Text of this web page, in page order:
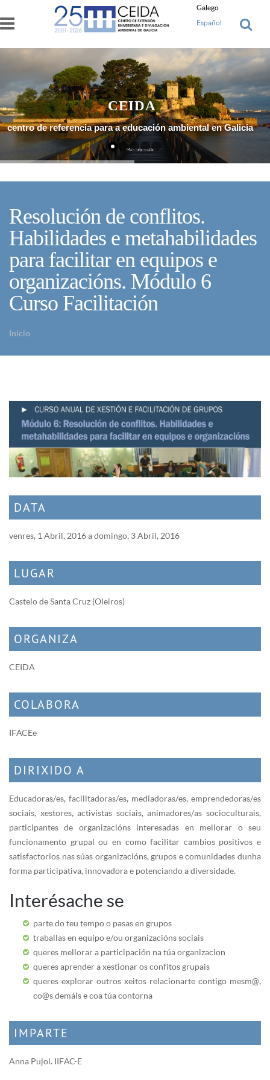
Ir o contido principal
Galego
Español
centro de referencia para a educación ambiental en Galicia
Máis Información
CEIDA
Resolución de conflitos.
Habilidades e metahabilidades
para facilitar en equipos e
organizacións. Módulo 6
Curso Facilitación
Inicio
DATA
venres, 1 Abril, 2016adomingo, 3 Abril, 2016
LUGAR
Castelo de Santa Cruz (Oleiros)
ORGANIZA
CEIDA
COLABORA
IFACEe
DIRIXIDO A
Educadoras/es, facilitadoras/es, mediadoras/es, emprendedoras/es
sociais, xestores, activistas sociais, animadores/as socioculturais,
participantes de organizacións interesadas en mellorar o seu
funcionamento grupal ou en como facilitar cambios positivos e
satisfactorios nas súas organizacións, grupos e comunidades dunha
forma participativa, innovadora e potenciando a diversidade.
Interésache se
parte do teu tempo o pasas en grupos
traballas en equipo e/ou organizacións sociais
queres mellorar a participación na túa organizacion
queres aprender a xestionar os confitos grupais
queres explorar outros xeitos relacionarte contigo mesm@,
co@s demáis e coa túa contorna
IMPARTE
Anna Pujol. IIFAC-E